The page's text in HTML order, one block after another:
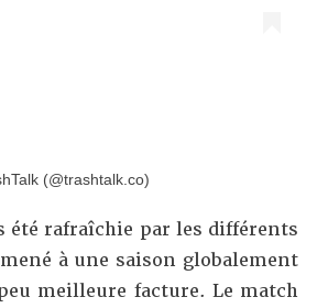
(@trashtalk.co)
été rafraîchie par les différents
à une saison globalement
meilleure facture. Le match